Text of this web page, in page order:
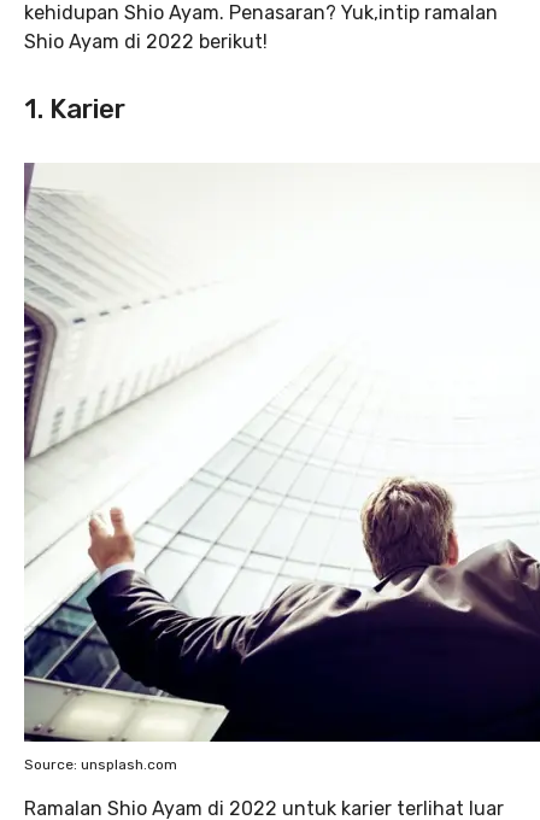
kehidupan Shio Ayam. Penasaran? Yuk,intip ramalan
Shio Ayam di 2022 berikut!
1. Karier
Source: unsplash.com
Ramalan Shio Ayam di 2022 untuk karier terlihat luar